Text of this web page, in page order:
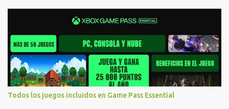
jugarlos y mantener un progreso compartido en Windows PC y
Xbox, y tenemos un listado de juegos compatibles por acá . ¿Aún
necesitas una mano con las compras? Tenemos un tutorial extenso
o en vídeo para que se quiten todas las dudas generales de cómo
hacer compras en Xbox . Podes consultar un listado más completo
de promociones desde xbox.com. El post puede tener
actualizaciones regulares o cambios ante cualquier error. Ofertas
- Argentina Ofertas - Chile Ofertas - Colombia Ofertas - México
Todos los juegos incluidos en Game Pass Essential